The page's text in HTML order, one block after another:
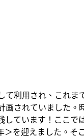
て利用され、これ
画されていました
ています！ここ
＞を迎えました。